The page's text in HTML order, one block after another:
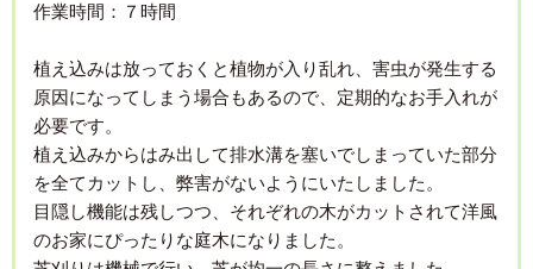
作業時間：７時間
植え込みは放っておくと植物が入り乱れ、害虫が発生する
原因になってしまう場合もあるので、定期的なお手入れが
必要です。
植え込みからはみ出して排水溝を塞いでしまっていた部分
を全てカットし、弊害がないようにいたしました。
目隠し機能は残しつつ、それぞれの木がカットされて洋風
のお家にぴったりな庭木になりました。